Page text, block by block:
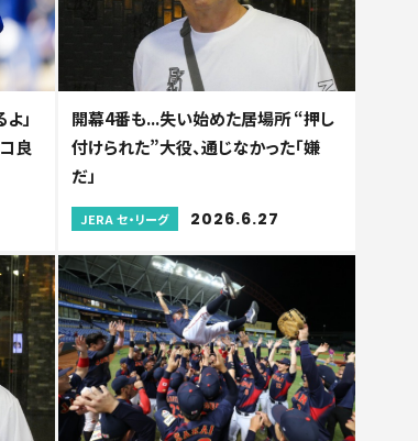
」
良
開幕4番も...失い始めた居場所 “押し
付けられた”大役、通じなかった「嫌
だ」
JERA セ・リーグ 2026.6.27